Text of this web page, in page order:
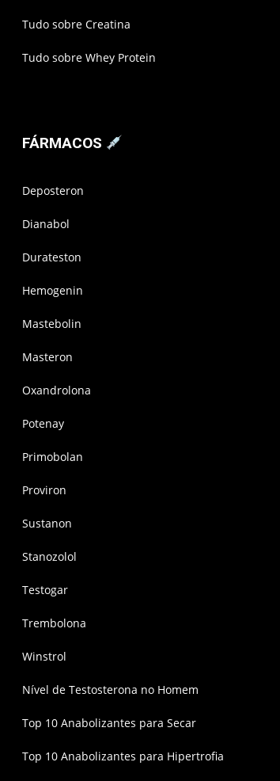
Tudo sobre Creatina
Tudo sobre Whey Protein
FÁRMACOS
Deposteron
Dianabol
Durateston
Hemogenin
Mastebolin
Masteron
Oxandrolona
Potenay
Primobolan
Proviron
Sustanon
Stanozolol
Testogar
Trembolona
Winstrol
Nível de Testosterona no Homem
Top 10 Anabolizantes para Secar
Top 10 Anabolizantes para Hipertrofia